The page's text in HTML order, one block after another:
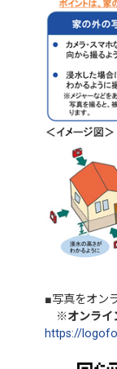
■写真をオン
※オンライ
https://